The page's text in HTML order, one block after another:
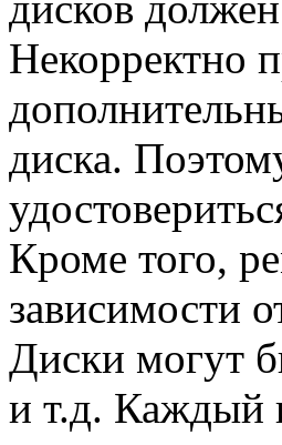
Некорректно
диска.
Кроме того,
зависимости
Диски могут
и т.д. Каждый